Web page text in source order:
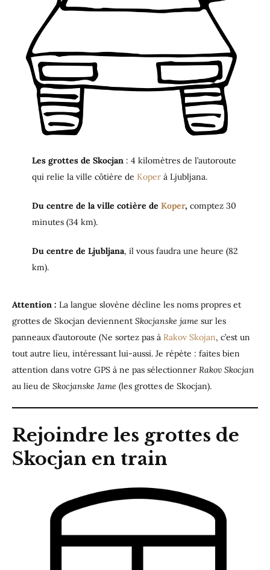
Les grottes de Skocjan : 4 kilomètres de l’autoroute
qui relie la ville côtière de Koperà Ljubljana.
Du centre de la ville cotière de Koper, comptez 30
minutes (34 km).
Du centre de Ljubljana, il vous faudra une heure (82
km).
Attention : La langue slovène décline les noms propres et
grottes de Skocjan deviennent Skocjanske jame sur les
panneaux d’autoroute (Ne sortez pas à Rakov Skojan, c’est un
tout autre lieu, intéressant lui-aussi. Je répète : faites bien
attention dans votre GPS à ne pas sélectionner Rakov Skocjan
au lieu de Skocjanske Jame (les grottes de Skocjan).
Rejoindre les grottes de
Skocjan en train